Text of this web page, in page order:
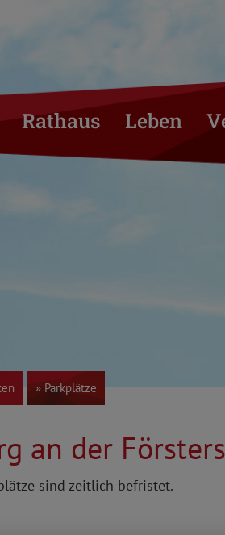
Rathaus Leben
» Parkplätze
an der
sind zeitlich befristet.